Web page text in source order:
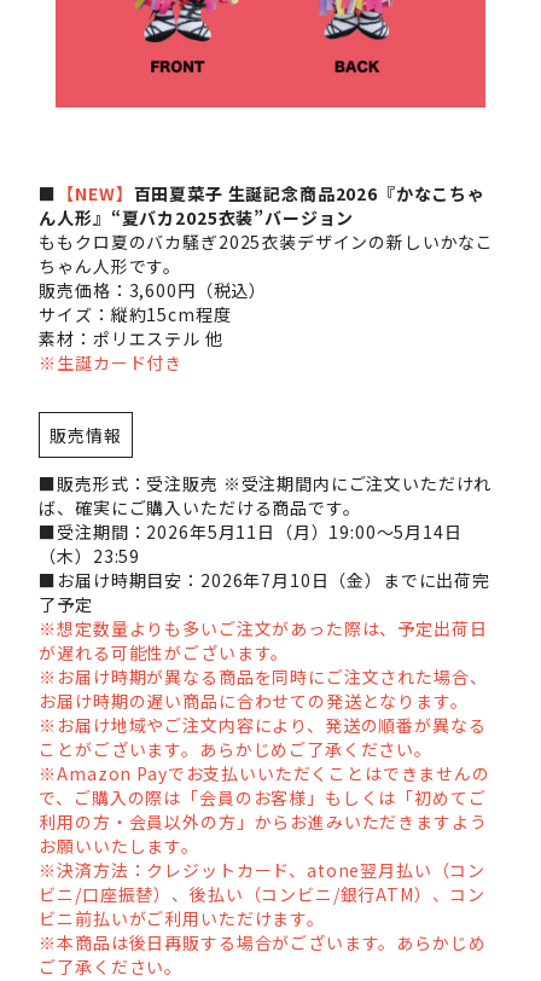
■ 【NEW】 百田夏菜子 生誕記念商品2026『かなこちゃ
ん人形』“夏バカ2025衣装”バージョン
ももクロ夏のバカ騒ぎ2025衣装デザインの新しいかなこ
ちゃん人形です。
販売価格：3,600円（税込）
サイズ：縦約15cm程度
素材：ポリエステル 他
※生誕カード付き
販売情報
■販売形式：受注販売 ※受注期間内にご注文いただけれ
ば、確実にご購入いただける商品です。
■受注期間：2026年5月11日（月）19:00～5月14日
（木）23:59
■お届け時期目安：2026年7月10日（金）までに出荷完
了予定
※想定数量よりも多いご注文があった際は、予定出荷日
が遅れる可能性がございます。
※お届け時期が異なる商品を同時にご注文された場合、
お届け時期の遅い商品に合わせての発送となります。
※お届け地域やご注文内容により、発送の順番が異なる
ことがございます。あらかじめご了承ください。
※Amazon Payでお支払いいただくことはできませんの
で、ご購入の際は「会員のお客様」もしくは「初めてご
利用の方・会員以外の方」からお進みいただきますよう
お願いいたします。
※決済方法：クレジットカード、atone翌月払い（コン
ビニ/口座振替）、後払い（コンビニ/銀行ATM）、コン
ビニ前払いがご利用いただけます。
※本商品は後日再販する場合がございます。あらかじめ
ご了承ください。